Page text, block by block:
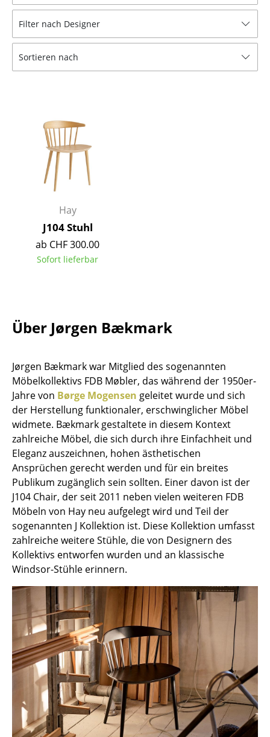
Bänke & Liegen
Sitzsäcke
Schaukelstühle
Bürodrehstühle
Konferenzstühle
Bürosessel
Einzelteile
... alle Sitzmöbel
Beistelltische
Couchtische
Schreibtische
Sekretäre & PC-Tische
Konferenztische
Stehtische & Stehpulte
Kindertische
Gartentische
Servierwagen
Einzelteile
... alle Tische
Aufbewahren
Regale & Schränke
Bücherregale
Wandregale
Sideboards & Kommoden
TV Möbel
Filter nach Designer
Sortieren nach
Hay
J104 Stuhl
ab CHF 300.00
Sofort lieferbar
Über Jørgen Bækmark
Jørgen Bækmark war Mitglied des sogenannten
Möbelkollektivs FDB Møbler, das während der 1950er-
Jahre von Børge Mogensen geleitet wurde und sich
der Herstellung funktionaler, erschwinglicher Möbel
widmete. Bækmark gestaltete in diesem Kontext
zahlreiche Möbel, die sich durch ihre Einfachheit und
Eleganz auszeichnen, hohen ästhetischen
Ansprüchen gerecht werden und für ein breites
Publikum zugänglich sein sollten. Einer davon ist der
J104 Chair, der seit 2011 neben vielen weiteren FDB
Möbeln von Hay neu aufgelegt wird und Teil der
sogenannten J Kollektion ist. Diese Kollektion umfasst
zahlreiche weitere Stühle, die von Designern des
Kollektivs entworfen wurden und an klassische
Windsor-Stühle erinnern.